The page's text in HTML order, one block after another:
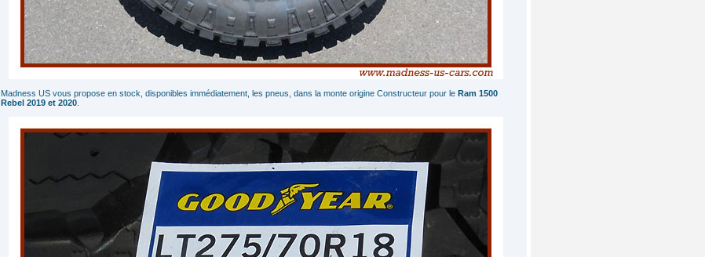
Madness US vous propose en stock, disponibles immédiatement, les pneus, dans la monte origine Constructeur pour le Ram 1500
Rebel 2019 et 2020